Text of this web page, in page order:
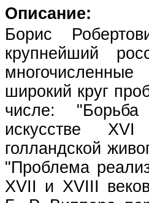
Описание:
Борис
крупнейший
широкий круг
числе:
искусстве
голландской
"Проблема
XVII и XVIII